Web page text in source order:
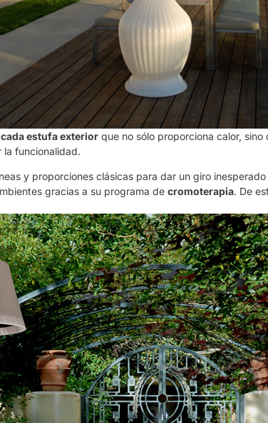
estufa exterior que no sólo proporciona calor,
la funcionalidad.
y proporciones clásicas para dar un giro
gracias a su programa de cromoterapia. De